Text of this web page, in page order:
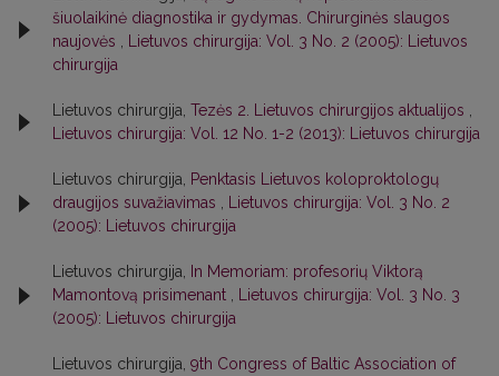
šiuolaikinė diagnostika ir gydymas. Chirurginės slaugos
naujovės
Lietuvos chirurgija: Vol. 3 No. 2 (2005): Lietuvos
chirurgija
Lietuvos chirurgija, Tezės 2. Lietuvos chirurgijos aktualijos
Lietuvos chirurgija: Vol. 12 No. 1-2 (2013): Lietuvos chirurgija
Lietuvos chirurgija,
Penktasis Lietuvos koloproktologų
draugijos suvažiavimas
Lietuvos chirurgija: Vol. 3 No. 2
(2005): Lietuvos chirurgija
Lietuvos chirurgija,
In Memoriam: profesorių Viktorą
Mamontovą prisimenant
Lietuvos chirurgija: Vol. 3 No. 3
(2005): Lietuvos chirurgija
Lietuvos chirurgija, 9th Congress of Baltic Association of